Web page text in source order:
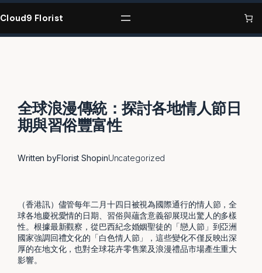
Skip
to
Cloud9 Florist
全球浪漫傳統：探討各地情人節日
期與習俗豐富性
Written byFlorist ShopinUncategorized
（香港訊）儘管每年二月十四日被視為國際通行的情人節，全
球各地慶祝愛情的日期、習俗與蘊含意義卻展現出驚人的多樣
性。根據最新觀察，從巴西紀念婚姻聖徒的「戀人節」到亞洲
國家強調回禮文化的「白色情人節」，這些變化不僅反映出深
厚的在地文化，也對全球花卉零售業及浪漫禮品市場產生重大
影響。